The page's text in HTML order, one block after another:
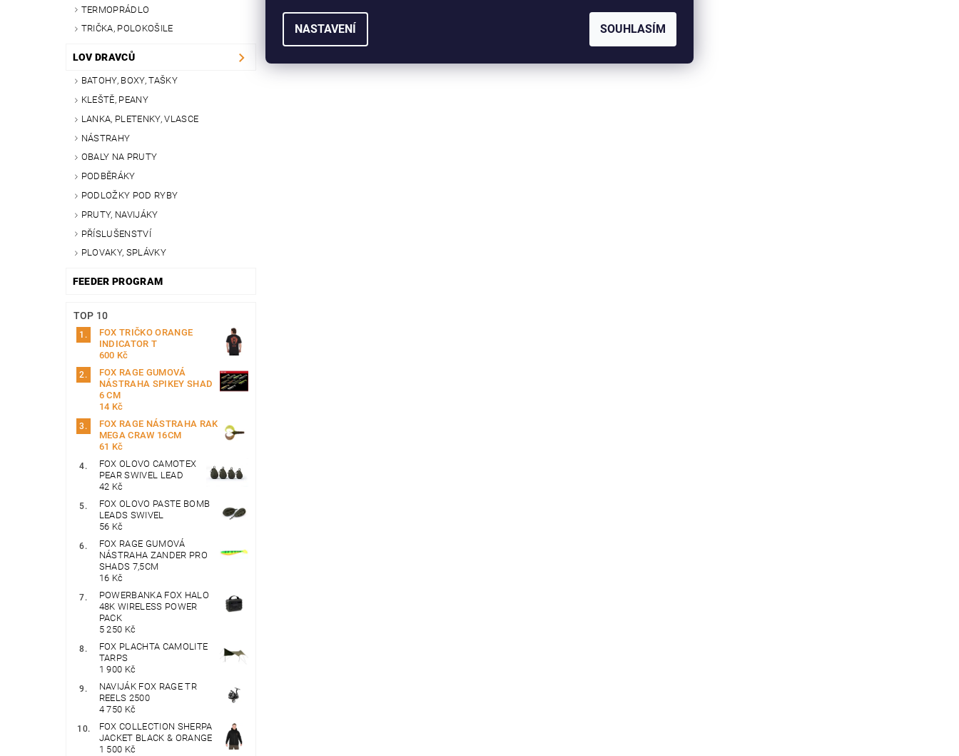
TERMOPRÁDLO
TRIČKA, POLOKOŠILE
LOV DRAVCŮ
BATOHY, BOXY, TAŠKY
KLEŠTĚ, PEANY
LANKA, PLETENKY, VLASCE
NÁSTRAHY
OBALY NA PRUTY
PODBĚRÁKY
PODLOŽKY POD RYBY
PRUTY, NAVIJÁKY
PŘÍSLUŠENSTVÍ
PLOVAKY, SPLÁVKY
FEEDER PROGRAM
TOP 10
FOX TRIČKO ORANGE
INDICATOR T
600 Kč
FOX RAGE GUMOVÁ
NÁSTRAHA SPIKEY SHAD
6 CM
14 Kč
FOX RAGE NÁSTRAHA RAK
MEGA CRAW 16CM
61 Kč
FOX OLOVO CAMOTEX
PEAR SWIVEL LEAD
42 Kč
FOX OLOVO PASTE BOMB
LEADS SWIVEL
56 Kč
FOX RAGE GUMOVÁ
NÁSTRAHA ZANDER PRO
SHADS 7,5CM
16 Kč
POWERBANKA FOX HALO
48K WIRELESS POWER
PACK
5 250 Kč
FOX PLACHTA CAMOLITE
TARPS
1 900 Kč
NAVIJÁK FOX RAGE TR
REELS 2500
4 750 Kč
FOX COLLECTION SHERPA
JACKET BLACK & ORANGE
1 500 Kč
NASTAVENÍ SOUHLASÍM